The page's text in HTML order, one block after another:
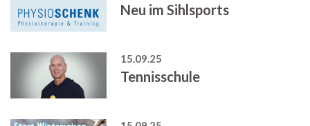
Neu im Sihlsports
15.09.25
Tennisschule